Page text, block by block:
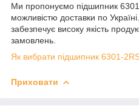
Ми пропонуємо підшипник
можливістю доставки по
забезпечує високу якість
замовлень.
Як вибрати підшипник 6301-
Приховати